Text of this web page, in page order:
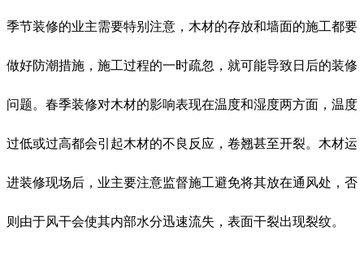
季节装修的业主需要特别注意，木材的存放和墙面的施工都要
做好防潮措施，施工过程的一时疏忽，就可能导致日后的装修
问题。春季装修对木材的影响表现在温度和湿度两方面，温度
过低或过高都会引起木材的不良反应，卷翘甚至开裂。木材运
进装修现场后，业主要注意监督施工避免将其放在通风处，否
则由于风干会使其内部水分迅速流失，表面干裂出现裂纹。